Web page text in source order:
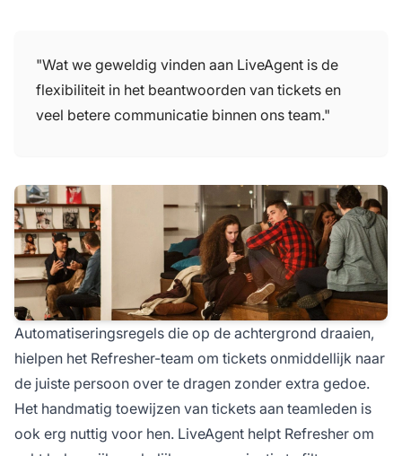
"Wat we geweldig vinden aan LiveAgent is de
flexibiliteit in het beantwoorden van tickets en
veel betere communicatie binnen ons team."
Automatiseringsregels die op de achtergrond draaien,
hielpen het Refresher-team om tickets onmiddellijk naar
de juiste persoon over te dragen zonder extra gedoe.
Het handmatig toewijzen van tickets aan teamleden is
ook erg nuttig voor hen. LiveAgent helpt Refresher om